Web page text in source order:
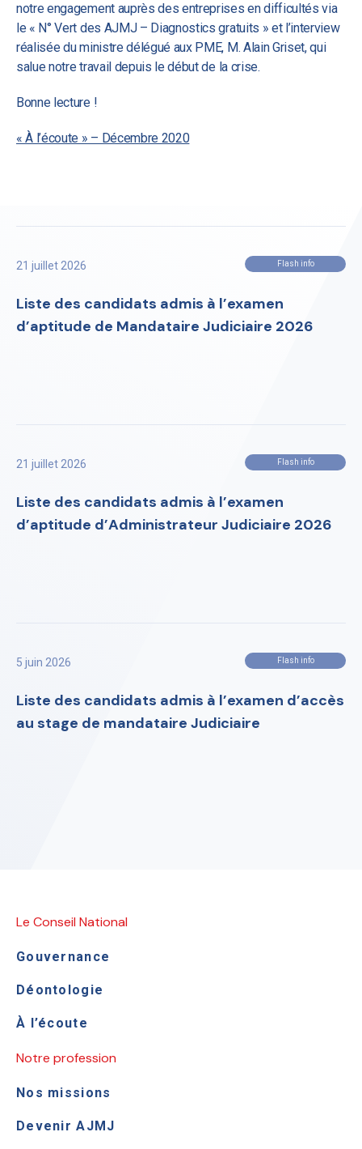
notre engagement auprès des entreprises en difficultés via
le « N° Vert des AJMJ – Diagnostics gratuits » et l’interview
réalisée du ministre délégué aux PME, M. Alain Griset, qui
salue notre travail depuis le début de la crise.
Bonne lecture !
« À l’écoute » – Décembre 2020
21 juillet 2026 Flash info
Liste des candidats admis à l’examen
d’aptitude de Mandataire Judiciaire 2026
21 juillet 2026 Flash info
Liste des candidats admis à l’examen
d’aptitude d’Administrateur Judiciaire 2026
5 juin 2026 Flash info
Liste des candidats admis à l’examen d’accès
au stage de mandataire Judiciaire
Le Conseil National
Gouvernance
Déontologie
À l’écoute
Notre profession
Nos missions
Devenir AJMJ